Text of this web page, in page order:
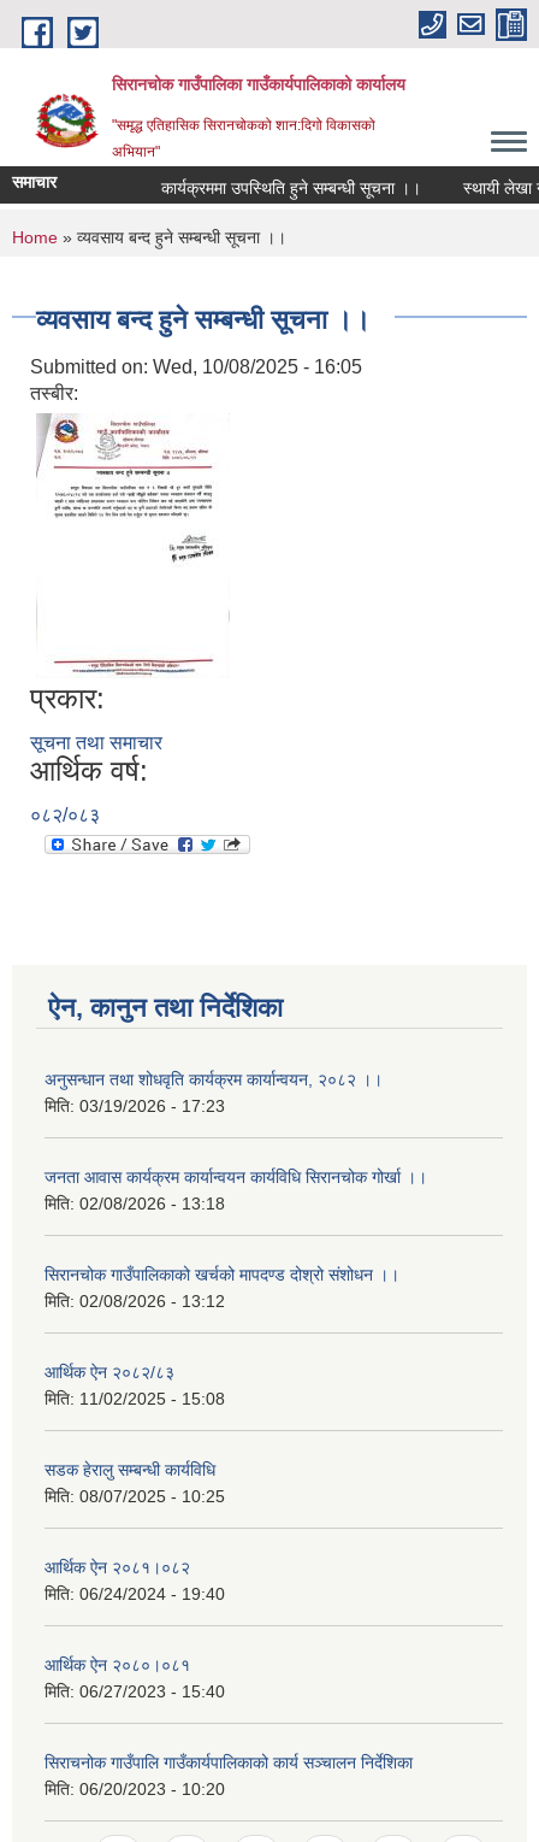
Skip to main content
सिरानचोक गाउँपालिका गाउँकार्यपालिकाको कार्यालय
"समृद्ध एतिहासिक सिरानचोकको शान:दिगो विकासको
अभियान"
समाचार कार्यक्रममा उपस्थिति हुने सम्बन्धी सूचना ।। स्थायी लेखा
You are here
Home » व्यवसाय बन्द हुने सम्बन्धी सूचना ।।
व्यवसाय बन्द हुने सम्बन्धी सूचना ।।
Submitted on: Wed, 10/08/2025 - 16:05
तस्बीर:
प्रकार:
सूचना तथा समाचार
आर्थिक वर्ष:
०८२/०८३
ऐन, कानुन तथा निर्देशिका
अनुसन्धान तथा शोधवृति कार्यक्रम कार्यान्वयन, २०८२ ।।
मिति: 03/19/2026 - 17:23
जनता आवास कार्यक्रम कार्यान्वयन कार्यविधि सिरानचोक गोर्खा ।।
मिति: 02/08/2026 - 13:18
सिरानचोक गाउँपालिकाको खर्चको मापदण्ड दोश्रो संशोधन ।।
मिति: 02/08/2026 - 13:12
आर्थिक ऐन २०८२/८३
मिति: 11/02/2025 - 15:08
सडक हेरालु सम्बन्धी कार्यविधि
मिति: 08/07/2025 - 10:25
आर्थिक ऐन २०८१।०८२
मिति: 06/24/2024 - 19:40
आर्थिक ऐन २०८०।०८१
मिति: 06/27/2023 - 15:40
सिराचनोक गाउँपालि गाउँकार्यपालिकाको कार्य सञ्चालन निर्देशिका
मिति: 06/20/2023 - 10:20